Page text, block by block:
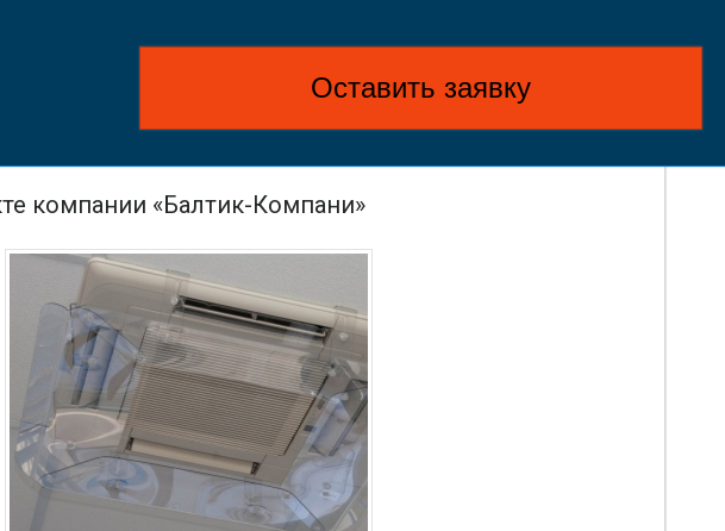
Оставить заявку
компании «Балтик-Компани»